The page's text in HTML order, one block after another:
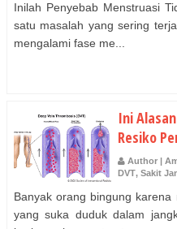
Inilah Penyebab Menstruasi
satu masalah yang sering
mengalami fase me...
Ini
Resiko
Author |
DVT, Sakit
Banyak orang bingung
yang suka duduk dalam